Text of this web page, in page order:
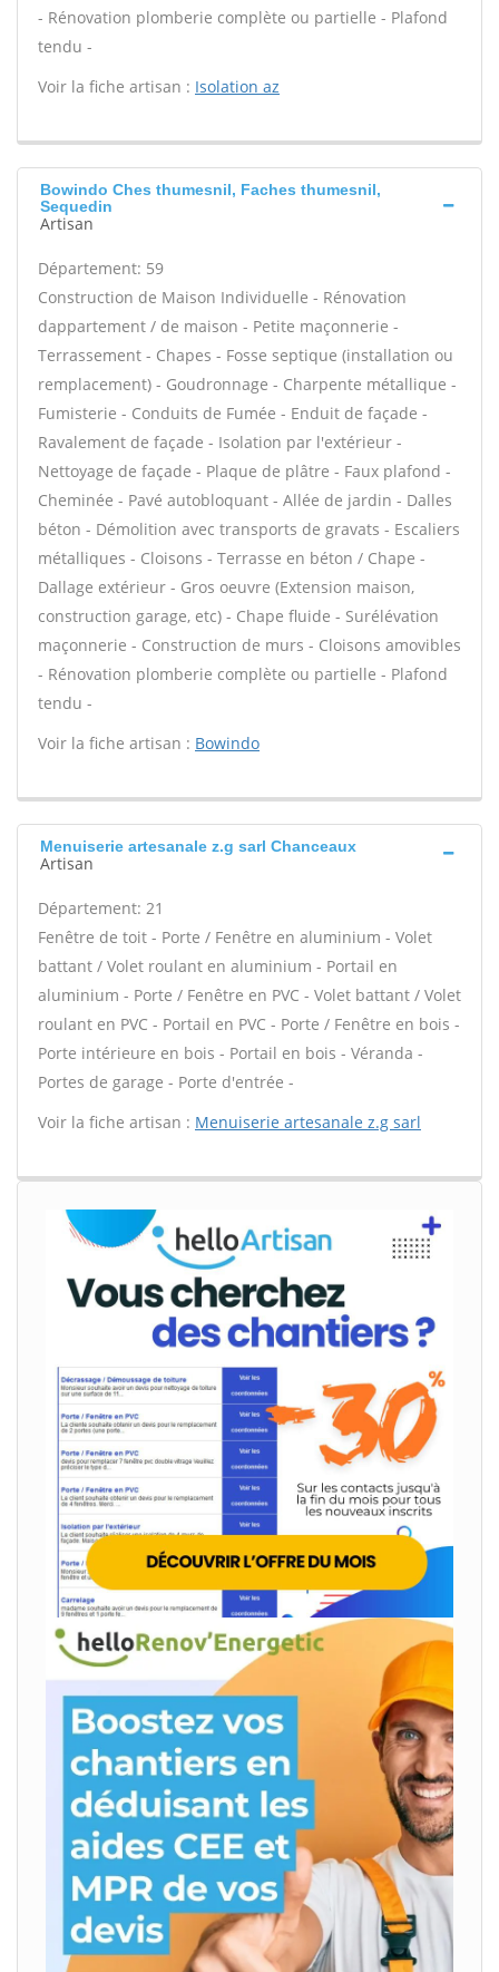
- Rénovation plomberie complète ou partielle - Plafond
tendu -
Voir la fiche artisan : Isolation az
Bowindo Ches thumesnil, Faches thumesnil,
Sequedin
Artisan
Département: 59
Construction de Maison Individuelle - Rénovation
dappartement / de maison - Petite maçonnerie -
Terrassement - Chapes - Fosse septique (installation ou
remplacement) - Goudronnage - Charpente métallique -
Fumisterie - Conduits de Fumée - Enduit de façade -
Ravalement de façade - Isolation par l'extérieur -
Nettoyage de façade - Plaque de plâtre - Faux plafond -
Cheminée - Pavé autobloquant - Allée de jardin - Dalles
béton - Démolition avec transports de gravats - Escaliers
métalliques - Cloisons - Terrasse en béton / Chape -
Dallage extérieur - Gros oeuvre (Extension maison,
construction garage, etc) - Chape fluide - Surélévation
maçonnerie - Construction de murs - Cloisons amovibles
- Rénovation plomberie complète ou partielle - Plafond
tendu -
Voir la fiche artisan : Bowindo
Menuiserie artesanale z.g sarl Chanceaux
Artisan
Département: 21
Fenêtre de toit - Porte / Fenêtre en aluminium - Volet
battant / Volet roulant en aluminium - Portail en
aluminium - Porte / Fenêtre en PVC - Volet battant / Volet
roulant en PVC - Portail en PVC - Porte / Fenêtre en bois -
Porte intérieure en bois - Portail en bois - Véranda -
Portes de garage - Porte d'entrée -
Voir la fiche artisan : Menuiserie artesanale z.g sarl